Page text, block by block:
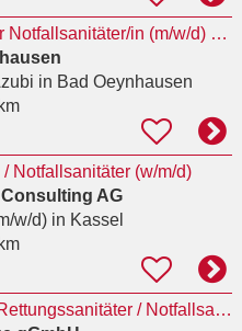
Ausbildung zum/r Notfallsanitäter/in (m/w/d) zum 01.08.2027
in Bad Oeynhausen
Notfallsanitäter (w/m/d)
AG
w/d)in Kassel
Rettungshelfer / Rettungssanitäter / Notfallsanitäter (m/w/d) im Sanitätsdienst